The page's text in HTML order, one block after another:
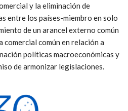
y la eliminación de
entre los países-miembro en solo
de un arancel externo común
comercial común en relación a
políticas macroeconómicas y
de armonizar legislaciones.